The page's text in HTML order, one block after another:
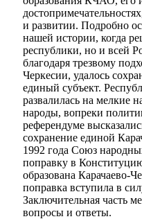
и развитии. Подробно
нашей истории, когда
республики, но и всей
благодаря трезвому
Черкесии, удалось
единый субъект.
развалилась на мелкие
народы, вопреки
референдуме
сохранение единой
1992 года Союз
поправку в
образована Карачаево-
поправка вступила в
Заключительная часть
вопросы и ответы.